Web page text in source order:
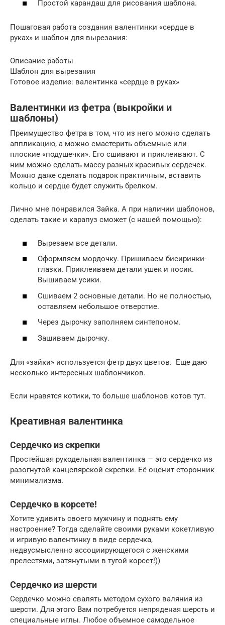
Простой карандаш для рисования шаблона.
Пошаговая работа создания валентинки «сердце в
руках» и шаблон для вырезания:
Описание работы
Шаблон для вырезания
Готовое изделие: валентинка «сердце в руках»
Валентинки из фетра (выкройки и
шаблоны)
Преимущество фетра в том, что из него можно сделать
аппликацию, а можно смастерить объемные или
плоские «подушечки». Его сшивают и приклеивают. С
ним можно сделать массу разных красивых сердечек.
Можно даже сделать подарок практичным, вставить
кольцо и сердце будет служить брелком.
Лично мне понравился Зайка. А при наличии шаблонов,
сделать такие и карапуз сможет (с нашей помощью):
Вырезаем все детали.
Оформляем мордочку. Пришиваем бисиринки-
глазки. Приклеиваем детали ушек и носик.
Вышиваем усики.
Сшиваем 2 основные детали. Но не полностью,
оставляем небольшое отверстие.
Через дырочку заполняем синтепоном.
Зашиваем дырочку.
Для «зайки» используется фетр двух цветов. Еще даю
несколько интересных шаблончиков.
Если нравятся котики, то больше шаблонов котов тут.
Креативная валентинка
Сердечко из скрепки
Простейшая рукодельная валентинка — это сердечко из
разогнутой канцелярской скрепки. Её оценит сторонник
минимализма.
Сердечко в корсете!
Хотите удивить своего мужчину и поднять ему
настроение? Тогда сделайте своими руками кокетливую
и игривую валентинку в виде сердечка,
недвусмысленно ассоциирующегося с женскими
прелестями, затянутыми в тугой корсет!))
Сердечко из шерсти
Сердечко можно свалять методом сухого валяния из
шерсти. Для этого Вам потребуется непряденая шерсть и
специальные иглы. Любое объемное самодельное